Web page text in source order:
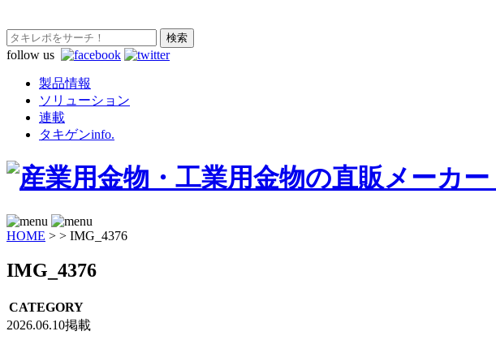
follow us
製品情報
ソリューション
連載
タキゲンinfo.
HOME > > IMG_4376
IMG_4376
CATEGORY
2026.06.10掲載